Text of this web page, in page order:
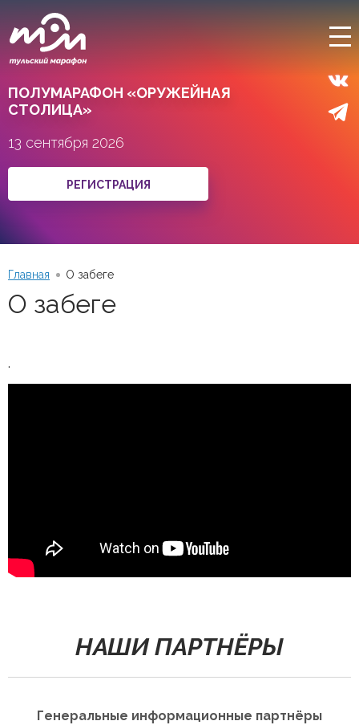
ПОЛУМАРАФОН «ОРУЖЕЙНАЯ
СТОЛИЦА»
13 сентября 2026
РЕГИСТРАЦИЯ
Главная О забеге
О забеге
.
НАШИ ПАРТНЁРЫ
Генеральные информационные партнёры